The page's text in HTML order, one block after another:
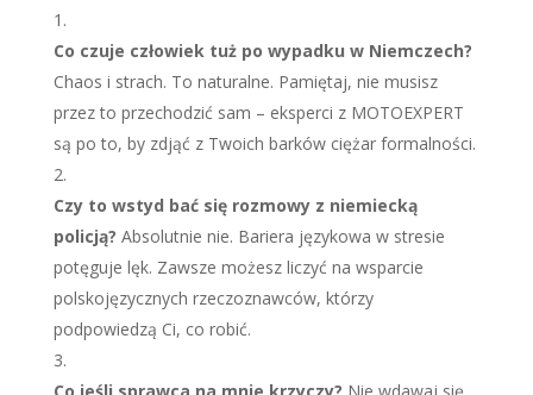
Co czuje człowiek tuż po wypadku w Niemczech?
Chaos i strach. To naturalne. Pamiętaj, nie musisz
przez to przechodzić sam – eksperci z MOTOEXPERT
są po to, by zdjąć z Twoich barków ciężar formalności.
Czy to wstyd bać się rozmowy z niemiecką
policją? Absolutnie nie. Bariera językowa w stresie
potęguje lęk. Zawsze możesz liczyć na wsparcie
polskojęzycznych rzeczoznawców, którzy
podpowiedzą Ci, co robić.